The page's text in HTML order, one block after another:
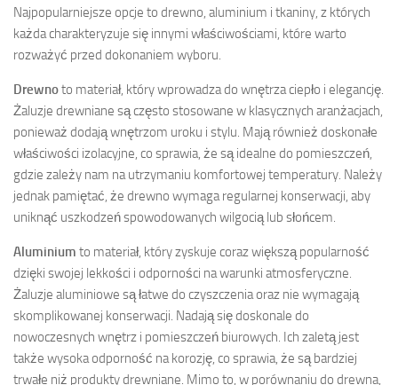
Najpopularniejsze opcje to drewno, aluminium i tkaniny, z których
każda charakteryzuje się innymi właściwościami, które warto
rozważyć przed dokonaniem wyboru.
Drewnoto materiał, który wprowadza do wnętrza ciepło i elegancję.
Żaluzje drewniane są często stosowane w klasycznych aranżacjach,
ponieważ dodają wnętrzom uroku i stylu. Mają również doskonałe
właściwości izolacyjne, co sprawia, że są idealne do pomieszczeń,
gdzie zależy nam na utrzymaniu komfortowej temperatury. Należy
jednak pamiętać, że drewno wymaga regularnej konserwacji, aby
uniknąć uszkodzeń spowodowanych wilgocią lub słońcem.
Aluminium to materiał, który zyskuje coraz większą popularność
dzięki swojej lekkości i odporności na warunki atmosferyczne.
Żaluzje aluminiowe są łatwe do czyszczenia oraz nie wymagają
skomplikowanej konserwacji. Nadają się doskonale do
nowoczesnych wnętrz i pomieszczeń biurowych. Ich zaletą jest
także wysoka odporność na korozję, co sprawia, że są bardziej
trwałe niż produkty drewniane. Mimo to, w porównaniu do drewna,